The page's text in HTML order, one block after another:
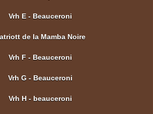
Vrh E - Beauceroni
de la Mamba Noire
Vrh F - Beauceroni
Vrh G - Beauceroni
Vrh H - beauceroni